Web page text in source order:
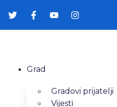
Grad
Gradovi prijatelji
Vijesti